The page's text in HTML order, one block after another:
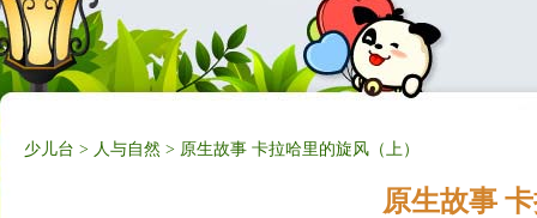
少儿台 > 人与自然 > 原生故事 卡拉哈里的旋风（上）
原生故事